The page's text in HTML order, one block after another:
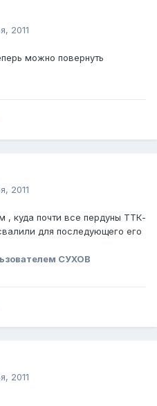
2011
можно повернуть
2011
, куда почти все пердуны ТТК-
для последующего его
СУХОВ
2011